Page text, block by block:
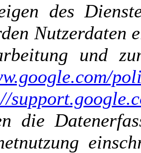
des
Nutzerdaten
und
die